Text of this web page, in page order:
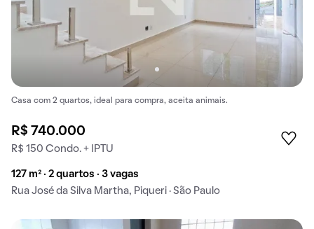
Casa com 2 quartos, ideal para compra, aceita animais.
R$ 740.000
R$ 150 Condo. + IPTU
127 m² · 2 quartos · 3 vagas
Rua José da Silva Martha, Piqueri · São Paulo